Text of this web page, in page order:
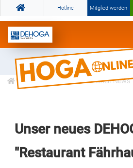
Hotline Mitglied werden
Gemeinsam stark
Informationen Branchen News
Unser neues
"Restaurant